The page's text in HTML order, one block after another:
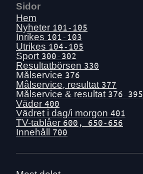
Sidor
Hem
Nyheter 101-105
Inrikes 101-103
Utrikes 104-105
Sport 300-302
Resultatbörsen 330
Målservice 376
Målservice, resultat 377
Målservice & resultat 376-395
Väder 400
Vädret i dag/i morgon 401
TV-tablåer 600, 650-656
Innehåll 700